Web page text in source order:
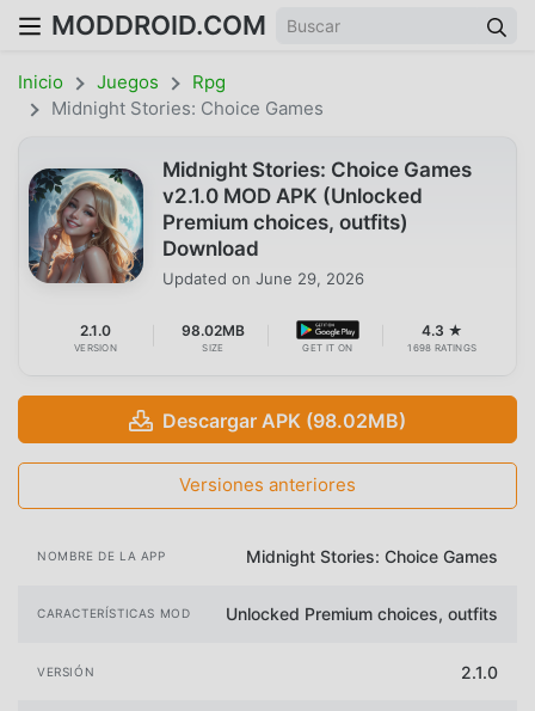
MODDROID.COM
Inicio Juegos
Rpg
Midnight Stories: Choice Games
Midnight Stories: Choice Games
v2.1.0 MOD APK (Unlocked
Premium choices, outfits)
Download
Updated on June 29, 2026
2.1.0
VERSION
98.02MB
SIZE GET IT ON
4.3 ★
1698 RATINGS
Descargar APK (98.02MB)
Versiones anteriores
NOMBRE DE LA APP Midnight Stories: Choice Games
CARACTERÍSTICAS MOD Unlocked Premium choices, outfits
VERSIÓN 2.1.0